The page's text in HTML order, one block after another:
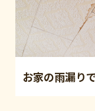
お家の雨漏り